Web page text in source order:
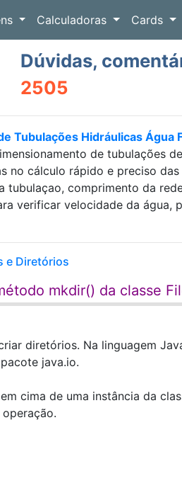
Calculadoras Cards
Dúvidas,
2505
Tubulações Hidráulicas Água
de tubulações
no cálculo rápido e preciso
tubulaçao, comprimento da
verificar velocidade da água,
e Diretórios
mkdir() da classe
diretórios. Na linguagem
java.io.
cima de uma instância da